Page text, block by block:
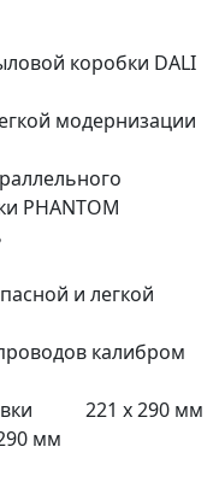
коробки DALI
модернизации
PHANTOM
и легкой
калибром
221 x 290 мм
мм